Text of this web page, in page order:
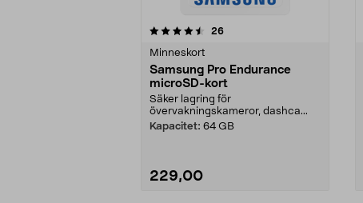
26recensioner
Minneskort
Samsung Pro Endurance
microSD-kort
Säker lagring för
övervakningskameror, dashca...
Kapacitet: 64 GB
229,00
4.5av 5 stjärnor